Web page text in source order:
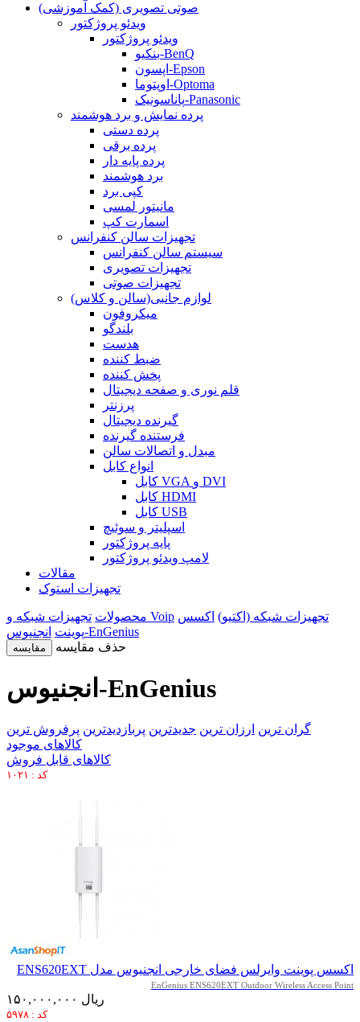
صوتی تصویری (کمک آموزشی)
ویدئو پروژکتور
ویدئو پروژکتور
بنکیو-BenQ
اپسون-Epson
اوپتوما-Optoma
پاناسونیک-Panasonic
پرده نمایش و برد هوشمند
پرده دستی
پرده برقی
پرده پایه دار
برد هوشمند
کپی برد
مانیتور لمسی
اسمارت کپ
تجهیزات سالن کنفرانس
سیستم سالن کنفرانس
تجهیزات تصویری
تجهیزات صوتی
لوازم جانبی(سالن و کلاس)
میکروفون
بلندگو
هدست
ضبط کننده
پخش کننده
قلم نوری و صفحه دیجیتال
پرزنتر
گیرنده دیجیتال
فرستنده گیرنده
مبدل و اتصالات سالن
انواع کابل
کابل VGA و DVI
کابل HDMI
کابل USB
اسپلیتر و سوئیچ
پایه پروژکتور
لامپ ویدئو پروژکتور
مقالات
تجهیزات استوک
محصولات تجهیزات شبکه و Voip تجهیزات شبکه (اکتیو) اکسس
پوینتانجنیوس-EnGenius
مقایسه حذف مقایسه
انجنیوس-EnGenius
گران ترین ارزان ترین جدیدترین پربازدیدترین پرفروش ترین
کالاهای موجود
کالاهای قابل فروش
کد : ۱۰۲۱
اکسس پوینت وایرلس فضای خارجی انجنیوس مدل ENS620EXT
EnGenius ENS620EXT Outdoor Wireless Access Point
۱۵۰,۰۰۰,۰۰۰ ریال
کد : ۵۹۷۸